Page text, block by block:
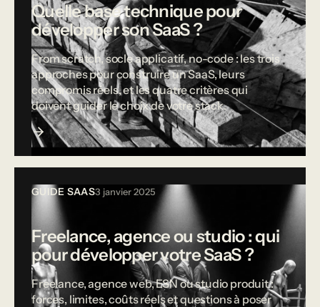
Quelle base technique pour
développer son SaaS ?
From scratch, socle applicatif, no-code : les trois
approches pour construire un SaaS, leurs
compromis réels, et les quatre critères qui
doivent guider le choix de votre stack.
GUIDE SAAS3 janvier 2025
Freelance, agence ou studio : qui
pour développer votre SaaS ?
Freelance, agence web, ESN ou studio produit :
forces, limites, coûts réels et questions à poser